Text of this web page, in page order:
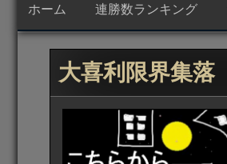
ホーム 連勝数ランキング
大喜利限界集落